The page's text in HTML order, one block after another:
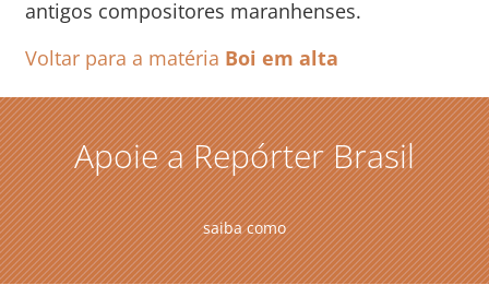
antigos compositores maranhenses.
Voltar para a matéria Boi em alta
Apoie a Repórter Brasil
saiba como